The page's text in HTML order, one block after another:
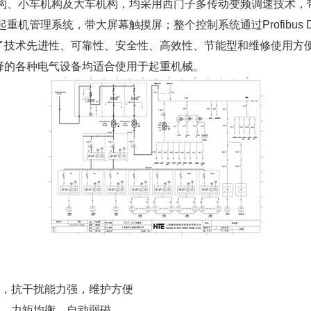
车机构及大车机构，均采用西门子多传动变频调速技术，
机管理系统，带大屏幕触摸屏；整个控制系统通过Profibus
先进性、可靠性、安全性、高效性、节能型和维修使用方
各种电气设备均适合使用于起重机械。
干扰能力强，维护方便